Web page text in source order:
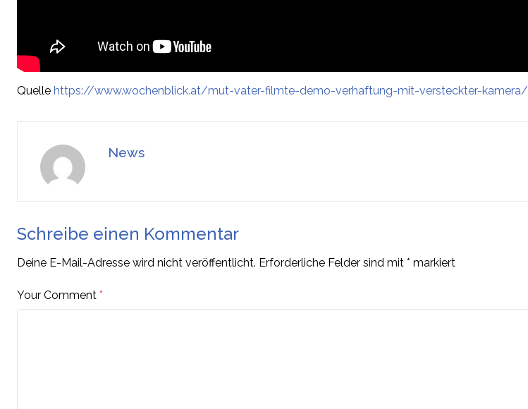
Quelle https://www.wochenblick.at/mut-vater-filmte-demo-verhaftung-mit-versteckter-kamera/
News
Schreibe einen Kommentar
Deine E-Mail-Adresse wird nicht veröffentlicht. Erforderliche Felder sind mit * markiert
Your Comment *